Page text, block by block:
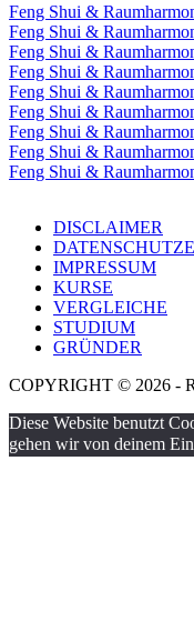
Feng Shui &
Feng Shui &
Feng Shui &
Feng Shui &
Feng Shui &
Feng Shui &
Feng Shui &
Feng Shui &
Feng Shui &
DISCLAIMER
IMPRESSUM
KURSE
VERGLEICHE
STUDIUM
GRÜNDER
COPYRIGHT © 2026 -
Diese Website benutzt
gehen wir von deinem